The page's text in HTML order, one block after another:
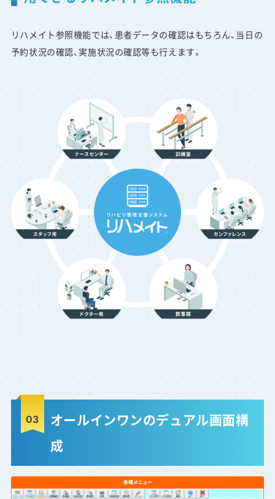
リハメイト参照機能では、患者データの確認はもちろん、当日の
予約状況の確認、実施状況の確認等も行えます。
オールインワンのデュアル画面構
成